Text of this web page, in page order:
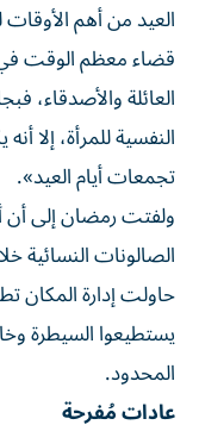
العيد من أهم
قضاء معظم الوقت في
العائلة والأصدقاء،
النفسية للمرأة، إلا
تجمعات أيام العيد».
ولفتت رمضان إلى أن
الصالونات النسائية
حاولت إدارة المكان
يستطيعوا السيطرة
المحدود.
عادات مُفرحة